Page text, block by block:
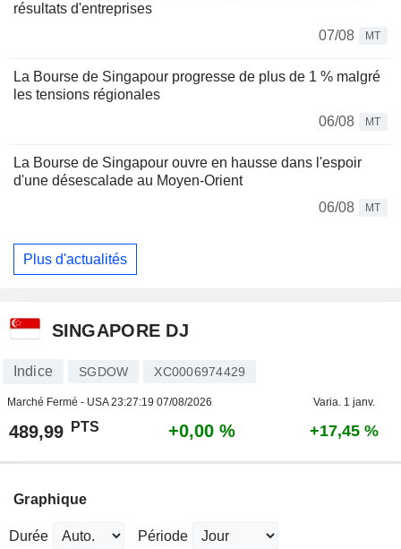
résultats d'entreprises
07/08
MT
La Bourse de Singapour progresse de plus de 1 % malgré
les tensions régionales
06/08
MT
La Bourse de Singapour ouvre en hausse dans l'espoir
d'une désescalade au Moyen-Orient
06/08
MT
Plus d'actualités
SINGAPORE DJ
Indice SGDOW XC0006974429
Marché Fermé - USA23:27:19 07/08/2026 Varia. 1 janv.
489,99 PTS +0,00 % +17,45 %
Graphique
Durée Période